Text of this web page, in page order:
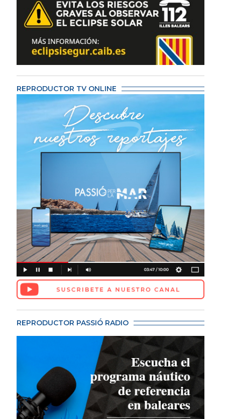
REPRODUCTOR TV ONLINE
REPRODUCTOR PASSIÓ RADIO